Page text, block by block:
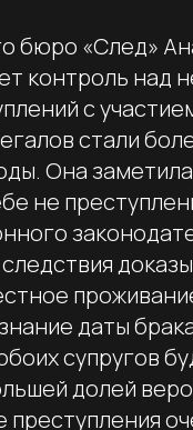
бюро «След»
контроль над
с
стали
Она
не
даты
супругов
долей
преступления